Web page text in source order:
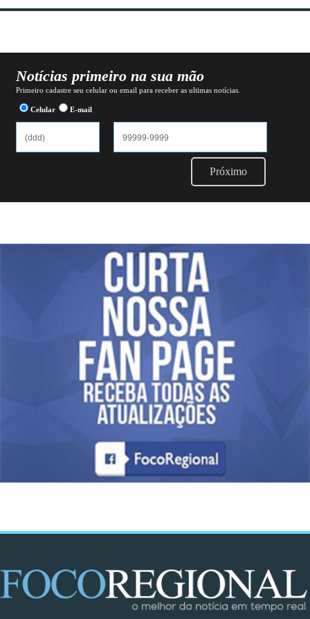
Notícias primeiro na sua mão
Primeiro cadastre seu celular ou email para receber as ultimas notícias.
Celular E-mail
Próximo